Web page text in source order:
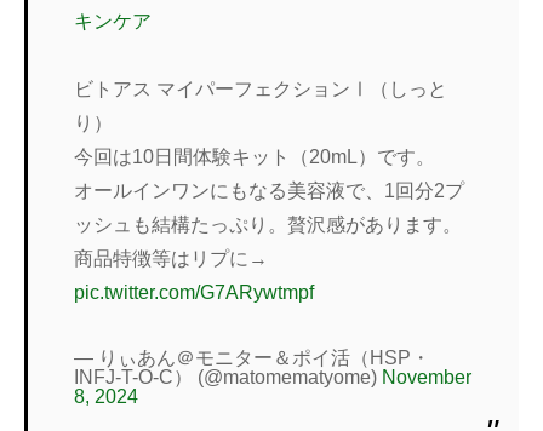
キンケア
ビトアス マイパーフェクションⅠ（しっと
り）
今回は10日間体験キット（20mL）です。
オールインワンにもなる美容液で、1回分2プ
ッシュも結構たっぷり。贅沢感があります。
商品特徴等はリプに→
pic.twitter.com/G7ARywtmpf
— りぃあん＠モニター＆ポイ活（HSP・
INFJ-T-O-C） (@matomematyome) November
8, 2024